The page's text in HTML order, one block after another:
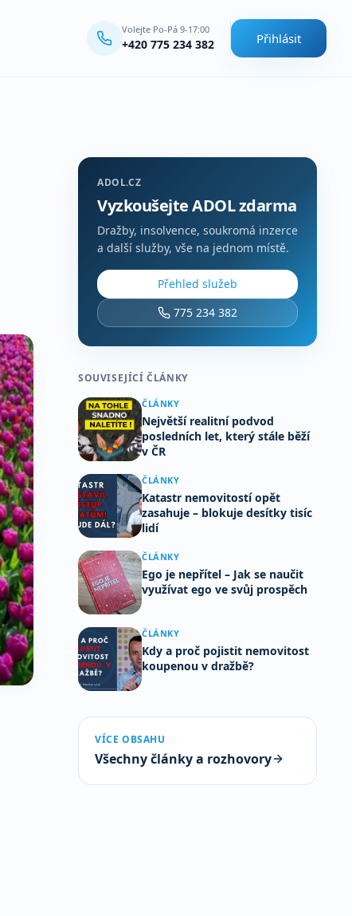
Volejte Po-Pá 9-17:00
+420 775 234 382 Přihlásit
ADOL.CZ
Vyzkoušejte ADOL zdarma
Dražby, insolvence, soukromá inzerce
a další služby, vše na jednom místě.
Přehled služeb
775 234 382
SOUVISEJÍCÍ ČLÁNKY
ČLÁNKY
Největší realitní podvod
posledních let, který stále běží
v ČR
ČLÁNKY
Katastr nemovitostí opět
zasahuje – blokuje desítky tisíc
lidí
ČLÁNKY
Ego je nepřítel – Jak se naučit
využívat ego ve svůj prospěch
ČLÁNKY
Kdy a proč pojistit nemovitost
koupenou v dražbě?
VÍCE OBSAHU
Všechny články a rozhovory